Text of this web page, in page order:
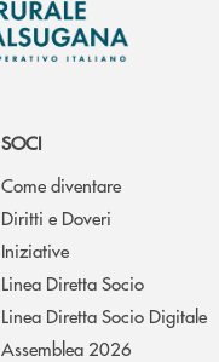
SOCI
Come diventare
Diritti e Doveri
Iniziative
Linea Diretta Socio
Linea Diretta Socio Digitale
Assemblea 2026